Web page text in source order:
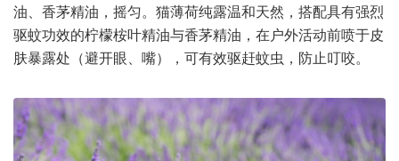
油、香茅精油，摇匀。猫薄荷纯露温和天然，搭配具有强烈
驱蚊功效的柠檬桉叶精油与香茅精油，在户外活动前喷于皮
肤暴露处（避开眼、嘴），可有效驱赶蚊虫，防止叮咬。